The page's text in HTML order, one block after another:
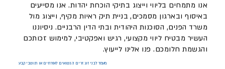
אנו מתמחים בליווי וייצוג בתיקי הוכחת יהדות. אנו מסייעים
באיסוף ובארגון מסמכים, בניית תיק ראיות מקיף, וייצוג מול
משרד הפנים, הסוכנות היהודית ובתי הדין הרבניים. ניסיוננו
העשיר מבטיח ליווי מקצועי, רגיש ואפקטיבי, למימוש זכותכם
והגשמת חלומכם. פנו אלינו לייעוץ.
מעמד לבני זוג זרים הנשואים לאזרחים או תושבי קבע